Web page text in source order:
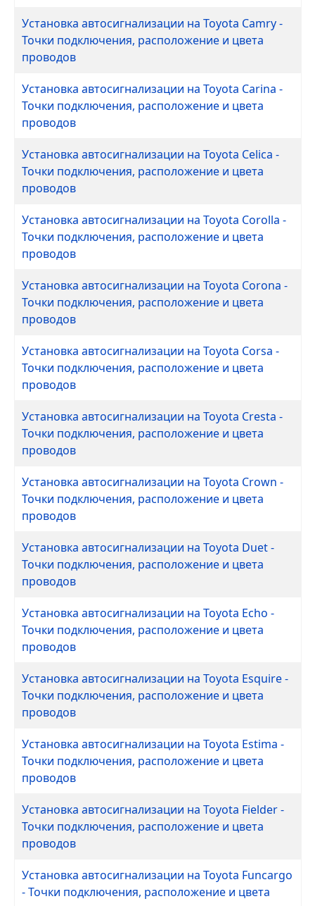
Установка автосигнализации на Toyota Camry -
Точки подключения, расположение и цвета
проводов
Установка автосигнализации на Toyota Carina -
Точки подключения, расположение и цвета
проводов
Установка автосигнализации на Toyota Celica -
Точки подключения, расположение и цвета
проводов
Установка автосигнализации на Toyota Corolla -
Точки подключения, расположение и цвета
проводов
Установка автосигнализации на Toyota Corona -
Точки подключения, расположение и цвета
проводов
Установка автосигнализации на Toyota Corsa -
Точки подключения, расположение и цвета
проводов
Установка автосигнализации на Toyota Cresta -
Точки подключения, расположение и цвета
проводов
Установка автосигнализации на Toyota Crown -
Точки подключения, расположение и цвета
проводов
Установка автосигнализации на Toyota Duet -
Точки подключения, расположение и цвета
проводов
Установка автосигнализации на Toyota Echo -
Точки подключения, расположение и цвета
проводов
Установка автосигнализации на Toyota Esquire -
Точки подключения, расположение и цвета
проводов
Установка автосигнализации на Toyota Estima -
Точки подключения, расположение и цвета
проводов
Установка автосигнализации на Toyota Fielder -
Точки подключения, расположение и цвета
проводов
Установка автосигнализации на Toyota Funcargo
- Точки подключения, расположение и цвета